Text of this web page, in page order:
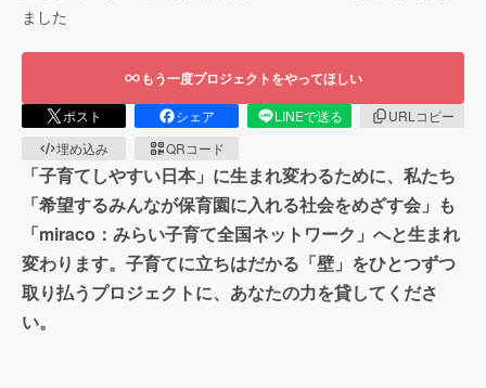
ました
もう一度プロジェクトをやってほしい
ポスト シェア LINEで送る
URLコピー
埋め込み
QRコード
「子育てしやすい日本」に生まれ変わるために、私たち
「希望するみんなが保育園に入れる社会をめざす会」も
「miraco：みらい子育て全国ネットワーク」へと生まれ
変わります。子育てに立ちはだかる「壁」をひとつずつ
取り払うプロジェクトに、あなたの力を貸してくださ
い。